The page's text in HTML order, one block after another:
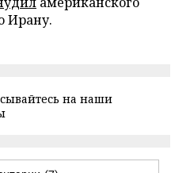
Ирану.
на наши